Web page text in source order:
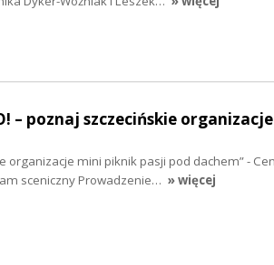
– poznaj szczecińskie
organizacje mini piknik pasji pod dachem” -
sceniczny Prowadzenie… » więcej